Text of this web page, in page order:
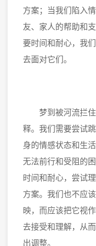
方案；当我们陷入
友、家人的帮助和
要时间和耐心，我
去面对它们。
梦到被河流拦住
释。我们需要尝试
身的情感状态和生
无法前行和受阻的
时间和耐心，尝试
方案。我们也不应
映，而应该把它视
去接受和理解，从
出调整。